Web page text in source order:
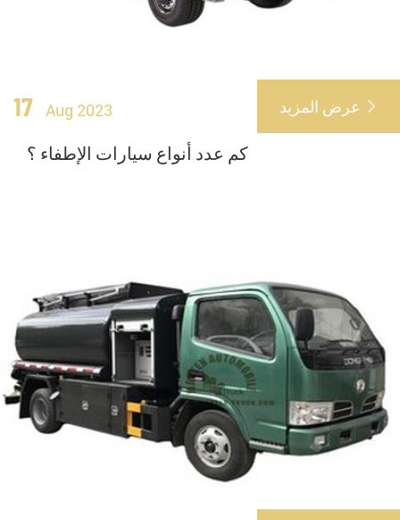
17 Aug 2023 عرض المزيد 
كم عدد أنواع سيارات الإطفاء ؟